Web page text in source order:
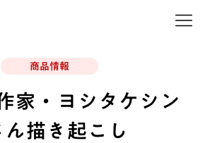
商品情報
家・ヨシタケシン
ん描き起こし